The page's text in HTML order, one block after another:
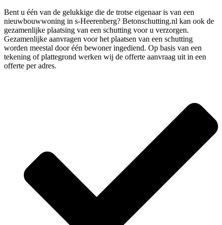
Bent u één van de gelukkige die de trotse eigenaar is van een
nieuwbouwwoning in s-Heerenberg? Betonschutting.nl kan ook de
gezamenlijke plaatsing van een schutting voor u verzorgen.
Gezamenlijke aanvragen voor het plaatsen van een schutting
worden meestal door één bewoner ingediend. Op basis van een
tekening of plattegrond werken wij de offerte aanvraag uit in een
offerte per adres.